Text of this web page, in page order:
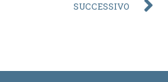
SUCCESSIVO